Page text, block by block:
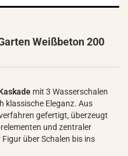
Weißbeton 200
mit 3 Wasserschalen
klassische Eleganz. Aus
gefertigt, überzeugt
und zentraler
über Schalen bis ins